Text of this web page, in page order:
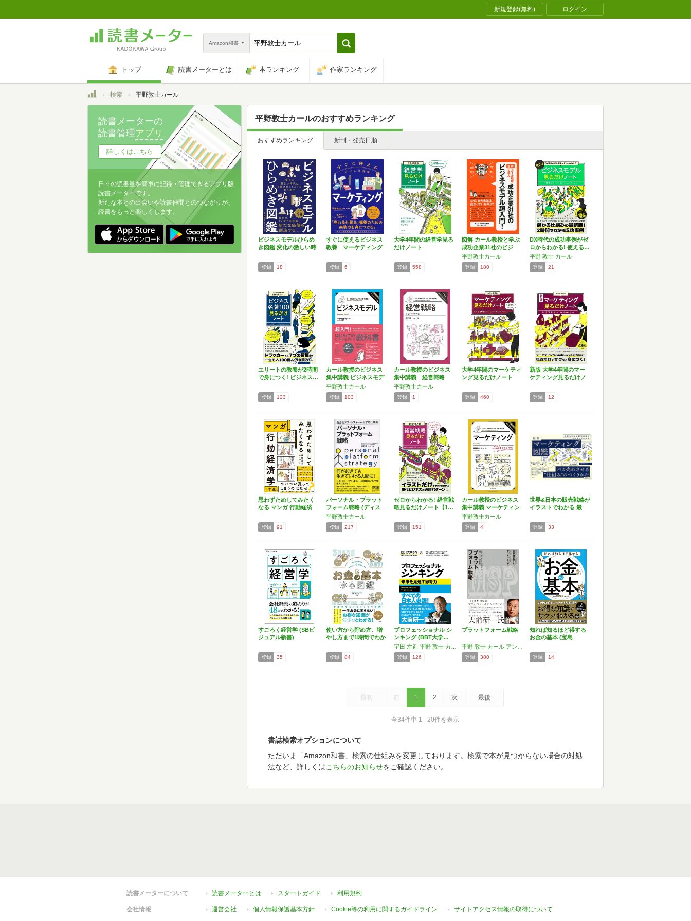
新規登録(無料) ログイン
Amazon和書
トップ 読書メーターとは 本ランキング 作家ランキング
トップ検索 平野敦士カール
平野敦士カールのおすすめランキング
おすすめランキング 新刊・発売日順
ビジネスモデルひらめ
き図鑑 変化の激しい時
登録 18
すぐに使えるビジネス
教養 マーケティング
登録 6
大学4年間の経営学見る
だけノート
登録 558
図解 カール教授と学ぶ
成功企業31社のビジ
ネ…
平野敦士カール
登録 180
DX時代の成功事例がゼ
ロからわかる! 使える…
平野 敦士 カール
登録 21
エリートの教養が2時間
で身につく! ビジネス…
登録 123
カール教授のビジネス
集中講義 ビジネスモデ
ル…
平野敦士カール
登録 103
カール教授のビジネス
集中講義 経営戦略
平野敦士カール
登録 1
大学4年間のマーケティ
ング見るだけノート
登録 460
新版 大学4年間のマー
ケティング見るだけノ
登録 12
思わずためしてみたく
なる マンガ 行動経済
登録 91
パーソナル・プラット
フォーム戦略 (ディス
カ…
平野敦士カール
登録 217
ゼロからわかる! 経営戦
略見るだけノート【1…
登録 151
カール教授のビジネス
集中講義 マーケティン
グ
平野敦士カール
登録 4
世界&日本の販売戦略が
イラストでわかる 最
登録 33
すごろく経営学 (SBビ
ジュアル新書)
登録 35
使い方から貯め方、増
やし方まで1時間でわか
登録 84
プロフェッショナル シ
ンキング (BBT大学…
登録 126
プラットフォーム戦略
登録 380
知れば知るほど得する
お金の基本 (宝島
登録 14
最初 前 1 2 次 最後
全34件中 1 - 20件を表示
書誌検索オプションについて
ただいま「Amazon和書」検索の仕組みを変更しております。検索で本が見つからない場合の対処
法など、詳しくはこちらのお知らせをご確認ください。
読書メーターの
読書管理アプリ
詳しくはこちら
日々の読書量を簡単に記録・管理できるアプリ版
読書メーターです。
新たな本との出会いや読書仲間とのつながりが、
読書をもっと楽しくします。
読書メーターについて 読書メーターとは スタートガイド 利用規約
会社情報 運営会社 個人情報保護基本方針 Cookie等の利用に関するガイドライン サイトアクセス情報の取得について